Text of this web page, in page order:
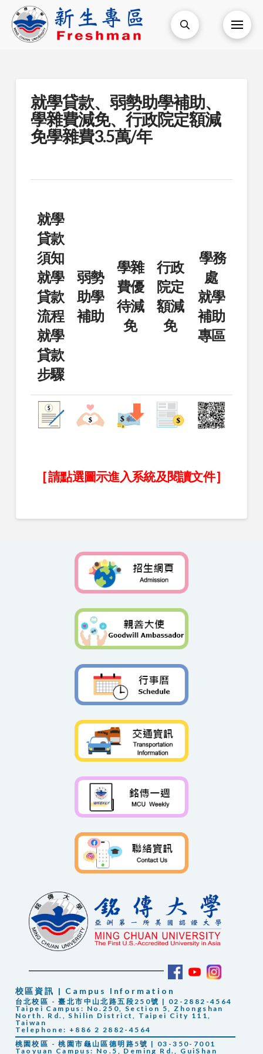
就學貸款、弱勢助學補助、
學雜費減免、行政院定額減
免學雜費3.5萬/年
就學
貸款
須知
就學
貸款
流程
就學
貸款
步驟
弱勢
助學
補助
學雜
費優
待減
免
行政
院定
額減
免
學務
處
就學
補助
專區
[ 請點選圖示進入系統及閱讀文件 ]
校區資訊 | Campus Information
台北校區 - 臺北市中山北路五段250號 | 02-2882-4564
Taipei Campus: No.250, Section 5, Zhongshan
North. Rd., Shilin District, Taipei City 111,
Taiwan
Telephone: +886 2 2882-4564
桃園校區 - 桃園市龜山區德明路5號 | 03-350-7001
Taoyuan Campus: No.5, Deming Rd., GuiShan